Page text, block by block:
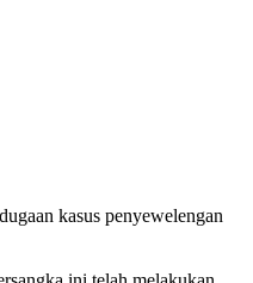
kasus penyewelengan